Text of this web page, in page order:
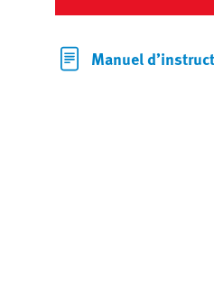
Manuel